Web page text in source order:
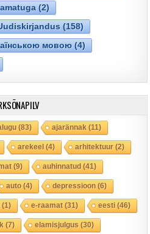
(2)
(158)
мовою (4)
(83) ajarännak (11)
arekeel(4) arhitektuur(2)
(9) auhinnatud(41)
auto(4) depressioon(6)
(1) e-raamat(31) eesti(46)
(7) elamisjulgus (30)